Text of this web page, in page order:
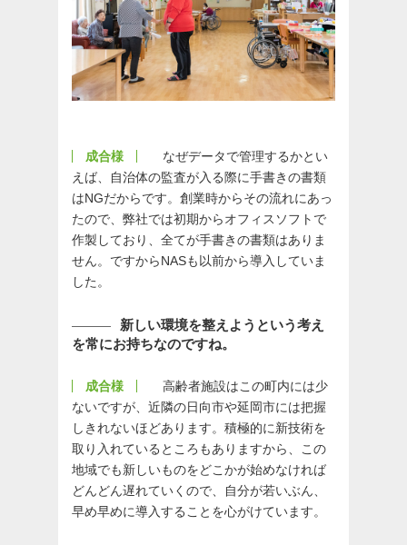
成合様
なぜデータで管理するかとい
えば、自治体の監査が入る際に手書きの書類
はNGだからです。創業時からその流れにあっ
たので、弊社では初期からオフィスソフトで
作製しており、全てが手書きの書類はありま
せん。ですからNASも以前から導入していま
した。
新しい環境を整えようという考え
を常にお持ちなのですね。
成合様
高齢者施設はこの町内には少
ないですが、近隣の日向市や延岡市には把握
しきれないほどあります。積極的に新技術を
取り入れているところもありますから、この
地域でも新しいものをどこかが始めなければ
どんどん遅れていくので、自分が若いぶん、
早め早めに導入することを心がけています。